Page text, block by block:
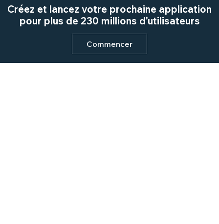
Créez et lancez votre prochaine application
pour plus de 230 millions d'utilisateurs
Commencer